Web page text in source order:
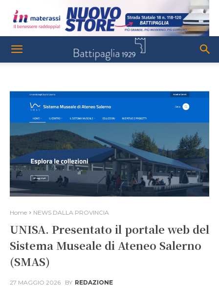
Home NEWS DALLA PROVINCIA
UNISA. Presentato il portale web del
Sistema Museale di Ateneo Salerno
(SMAS)
27 MAGGIO 2026 BY REDAZIONE